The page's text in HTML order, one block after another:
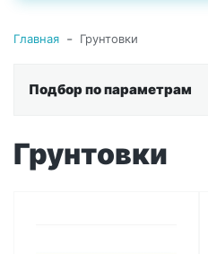
Главная - Грунтовки
Подбор по параметрам
Грунтовки